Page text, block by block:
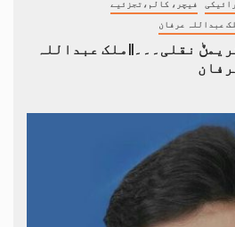
فیچر، کالم،تجزئیے
عبداللہ عرفان
نقلی۔۔۔||ملک عبداللہ